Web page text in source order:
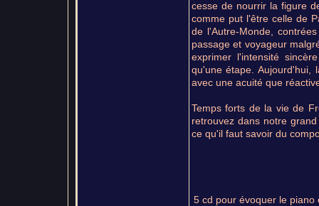
cesse de nourrir la figure
comme put l'être celle de
de l'Autre-Monde,
passage et voyageur
exprimer l'intensité
qu'une étape. Aujourd'hui,
avec une acuité que
Temps forts de la vie de
retrouvez dans notre
ce qu'il faut savoir du
5 cd pour évoquer le piano